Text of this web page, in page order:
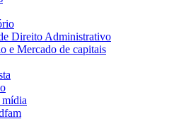
Direito Administrativo
e Mercado de capitais